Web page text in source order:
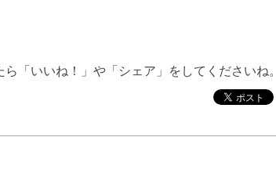
「いいね！」や「シェア」をしてくださいね。